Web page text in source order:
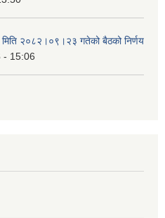
मिति २०८२।०९।२३ गतेको बैठको निर्णय
- 15:06